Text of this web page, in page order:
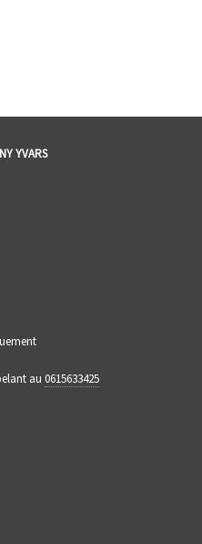
YVARS
au 0615633425